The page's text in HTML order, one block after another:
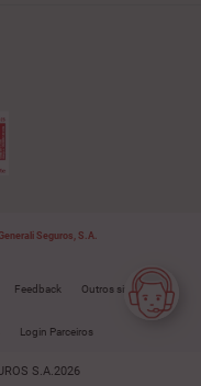
Seguros, S.A.
Feedback Outros sites
Login Parceiros
S.A.2026